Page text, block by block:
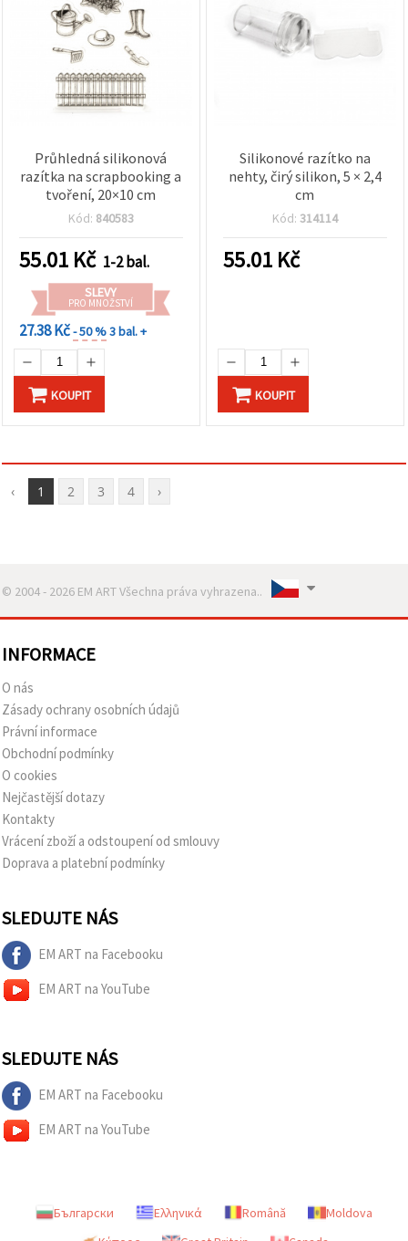
Průhledná silikonová
razítka na scrapbooking a
tvoření, 20×10 cm
Kód: 840583
55.01 Kč 1-2 bal.
SLEVY
PRO MNOŽSTVÍ
27.38 Kč- 50 %3 bal. +
KOUPIT
Silikonové razítko na
nehty, čirý silikon, 5 × 2,4
cm
Kód: 314114
55.01 Kč
KOUPIT
‹ 1 2 3 4 ›
© 2004 - 2026 EM ART Všechna práva vyhrazena..
INFORMACE
O nás
Zásady ochrany osobních údajů
Právní informace
Obchodní podmínky
O cookies
Nejčastější dotazy
Kontakty
Vrácení zboží a odstoupení od smlouvy
Doprava a platební podmínky
SLEDUJTE NÁS
EM ART na Facebooku
EM ART na YouTube
SLEDUJTE NÁS
EM ART na Facebooku
EM ART na YouTube
Български Ελληνικά Română
Moldova